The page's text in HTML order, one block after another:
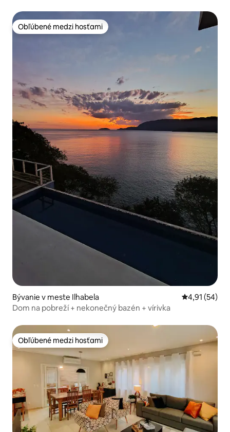
Obľúbené medzi hosťami
Obľúbené medzi hosťami
Bývanie v meste Ilhabela Priemerné
4,91 (54)
Dom na pobreží + nekonečný bazén + vírivka
Obľúbené medzi hosťami
Obľúbené medzi hosťami